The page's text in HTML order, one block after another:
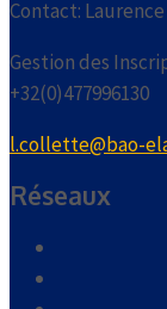
Contact:
Gestion des
+32(0)477996130
l.collette@bao-
Réseaux